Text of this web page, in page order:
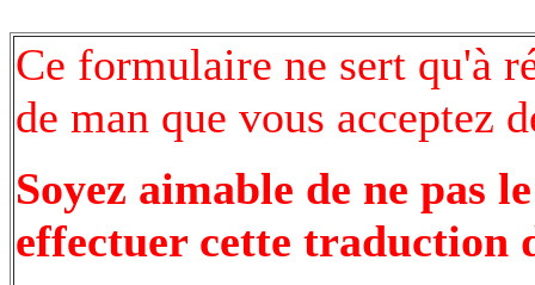
Ce formulaire ne sert qu'à
de man que vous acceptez
Soyez aimable de ne pas
effectuer cette traduction